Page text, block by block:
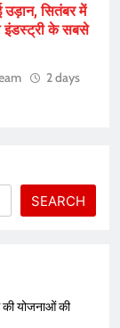
उड़ान, सितंबर में
इंडस्ट्री के सबसे
2 days
SEARCH
की योजनाओं की